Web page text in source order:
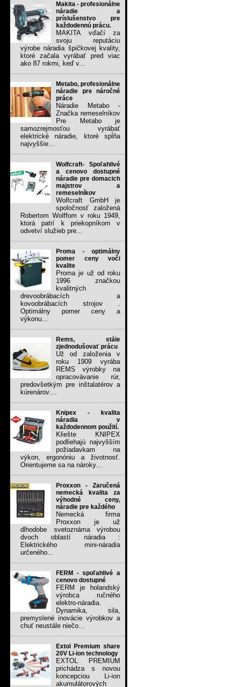
Makita - profesionálne
náradie a
príslušenstvo pre
každodennú prácu.
MAKITA vďačí za
svoju reputáciu
výrobe náradia špičkovej kvality,
ktoré začala vyrábať pred viac
ako 87 rokmi, keď v...
Metabo, profesionálne
náradie pre náročné
práce
Náradie Metabo -
Značka remeselníkov
Pre Metabo je
samozrejmosťou vyrábať
elektrické náradie, ktoré spĺňa
najvyššie...
Wolfcraft- Spoľahlivé
a cenovo dostupné
náradie pre domacich
majstrov a
remeselníkov
Wolfcraft GmbH je
spoločnosť založená
Robertom Wolffom v roku 1949,
ktorá patrí k priekopníkom v
odvetví služieb pre...
Proma - optimálny
pomer ceny voči
kvalite
Proma je už od roku
1996 značkou
kvalitných
drevoobrábacích a
kovoobrábacích strojov .
Optimálny pomer ceny a
výkonu...
Rems, stále
zjednodušovať prácu
Už od založenia v
roku 1909 vyrába
REMS výrobky na
opracovávanie rúr,
predovšetkým pre inštalatérov a
kúrenárov....
Knipex - kvalita
náradia v
každodennom použití.
Kliešte KNIPEX
podliehajú najvyšším
požiadavkam na
výkon, ergonóniu a životnosť.
Orientujeme sa na nároky...
Proxxon - Zaručená
nemecká kvalita za
výhodné ceny,
náradie pre každého
Nemecká firma
Proxxon je už
dlhodobe svetoznáma výrobou
dvoch oblastí náradia :
Elektrického mini-náradia
určeného...
FERM - spoľahlivé a
cenovo dostupné
FERM je holandský
výrobca ručného
elektro-náradia.
Dynamika, sila,
premyslené inovácie výrobkov a
chuť neustále niečo...
Extol Premium share
20V Li-ion technology
EXTOL PREMIUM
prichádza s novou
koncepciou Li-ion
akumulátorových